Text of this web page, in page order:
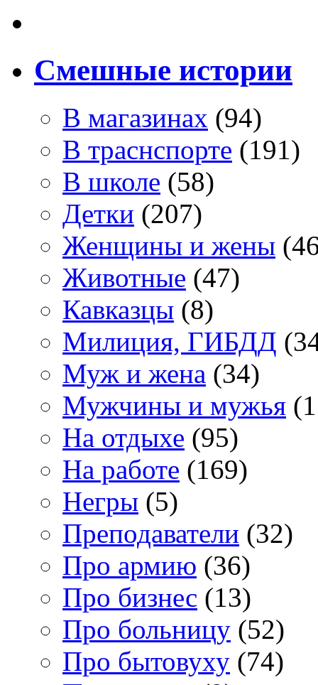
Смешные истории
В магазинах (94)
В траснспорте (191)
В школе (58)
Детки (207)
Женщины и жены
Животные (47)
Кавказцы (8)
Милиция, ГИБДД
Муж и жена (34)
Мужчины и мужья
На отдыхе (95)
На работе (169)
Негры (5)
Преподаватели (32)
Про армию (36)
Про бизнес (13)
Про больницу (52)
Про бытовуху (74)